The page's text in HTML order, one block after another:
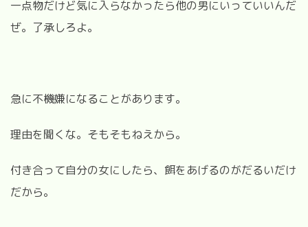
一点物だけど気に入らなかったら他の男にいっていいんだ
ぜ。了承しろよ。
急に不機嫌になることがあります。
理由を聞くな。そもそもねえから。
付き合って自分の女にしたら、餌をあげるのがだるいだけ
だから。